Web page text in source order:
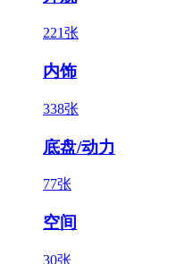
221张
内饰
338张
底盘/动力
77张
空间
30张